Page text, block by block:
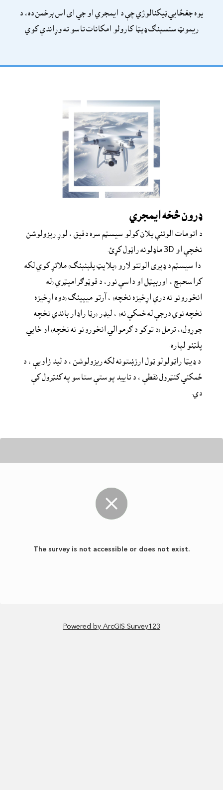
يوه جغځايي ټيکنالوژي چې د ايمجري او جي اى اس برخمن ده، د
ريموټ سنسېنګ ډېټا کارولو امکانات تاسو ته وړاندې کوي
ډرون څخه ايمجري
نخچې او 3D ماډلونه راټول کړئ.
پلټنو لپاره.
دي.